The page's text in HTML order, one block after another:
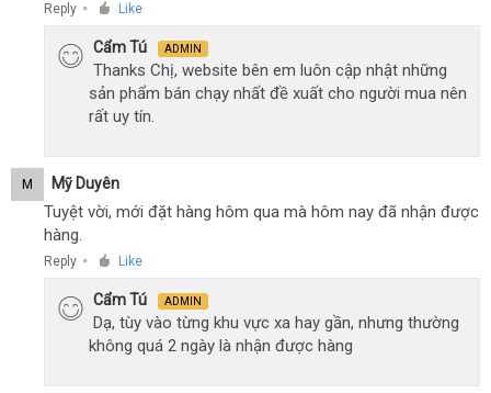
Reply ● Like
Cẩm Tú ADMIN
Thanks Chị, website bên em luôn cập nhật những
sản phẩm bán chạy nhất đề xuất cho người mua nên
rất uy tín.
M Mỹ Duyên
Tuyệt vời, mới đặt hàng hôm qua mà hôm nay đã nhận được
hàng.
Reply ● Like
Cẩm Tú ADMIN
Dạ, tùy vào từng khu vực xa hay gần, nhưng thường
không quá 2 ngày là nhận được hàng